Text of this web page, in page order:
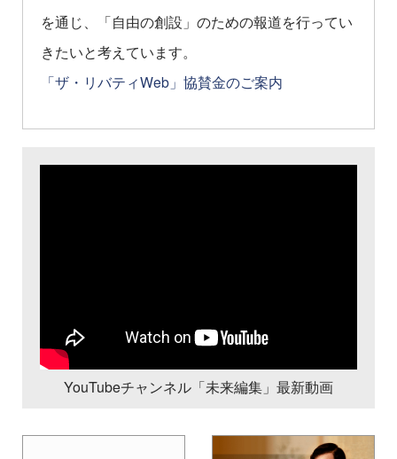
を通じ、「自由の創設」のための報道を行ってい
きたいと考えています。
「ザ・リバティWeb」協賛金のご案内
YouTubeチャンネル「未来編集」最新動画